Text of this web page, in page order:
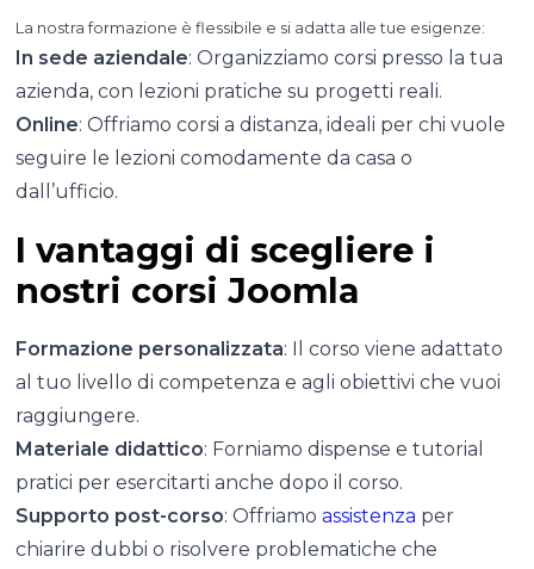
La nostra formazione è flessibile e si adatta alle tue esigenze:
In sede aziendale: Organizziamo corsi presso la tua
azienda, con lezioni pratiche su progetti reali.
Online: Offriamo corsi a distanza, ideali per chi vuole
seguire le lezioni comodamente da casa o
dall’ufficio.
I vantaggi di scegliere i
nostri corsi Joomla
Formazione personalizzata: Il corso viene adattato
al tuo livello di competenza e agli obiettivi che vuoi
raggiungere.
Materiale didattico: Forniamo dispense e tutorial
pratici per esercitarti anche dopo il corso.
Supporto post-corso: Offriamo assistenza per
chiarire dubbi o risolvere problematiche che